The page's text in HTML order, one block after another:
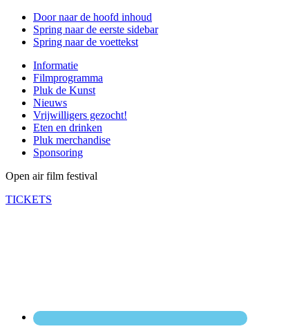
Door naar de hoofd inhoud
Spring naar de eerste sidebar
Spring naar de voettekst
Informatie
Filmprogramma
Pluk de Kunst
Nieuws
Vrijwilligers gezocht!
Eten en drinken
Pluk merchandise
Sponsoring
Open air film festival
TICKETS